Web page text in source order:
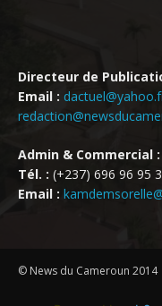
Directeur de
Email :
Admin & Commercial :
Tél. : (+237) 696 96 95
Email :
© News du Cameroun 2014